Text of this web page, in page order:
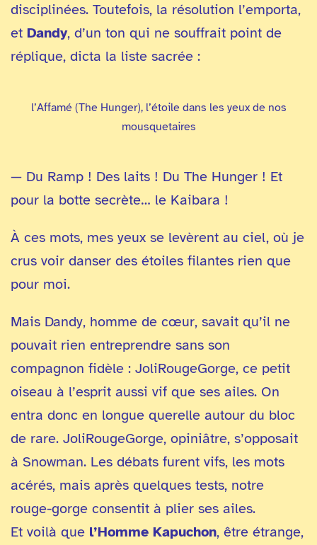
disciplinées. Toutefois, la résolution l’emporta,
et Dandy, d’un ton qui ne souffrait point de
réplique, dicta la liste sacrée :
l’Affamé (The Hunger), l’étoile dans les yeux de nos
mousquetaires
— Du Ramp ! Des laits ! Du The Hunger ! Et
pour la botte secrète… le Kaibara !
À ces mots, mes yeux se levèrent au ciel, où je
crus voir danser des étoiles filantes rien que
pour moi.
Mais Dandy, homme de cœur, savait qu’il ne
pouvait rien entreprendre sans son
compagnon fidèle : JoliRougeGorge, ce petit
oiseau à l’esprit aussi vif que ses ailes. On
entra donc en longue querelle autour du bloc
de rare. JoliRougeGorge, opiniâtre, s’opposait
à Snowman. Les débats furent vifs, les mots
acérés, mais après quelques tests, notre
rouge-gorge consentit à plier ses ailes.
Et voilà que l’Homme Kapuchon, être étrange,